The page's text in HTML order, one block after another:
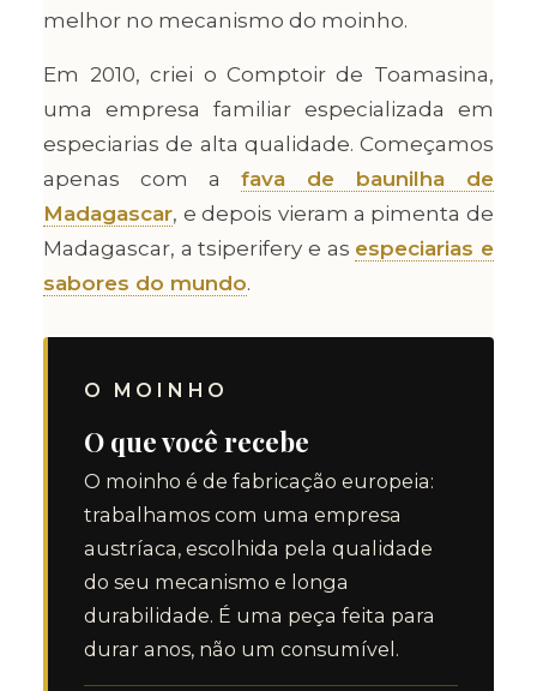
melhor no mecanismo do moinho.
Em 2010, criei o Comptoir de Toamasina,
uma empresa familiar especializada em
especiarias de alta qualidade. Começamos
apenas com a fava de baunilha de
Madagascar, e depois vieram a pimenta de
Madagascar, a tsiperifery e as especiarias e
sabores do mundo.
O MOINHO
O que você recebe
O moinho é de fabricação europeia:
trabalhamos com uma empresa
austríaca, escolhida pela qualidade
do seu mecanismo e longa
durabilidade. É uma peça feita para
durar anos, não um consumível.